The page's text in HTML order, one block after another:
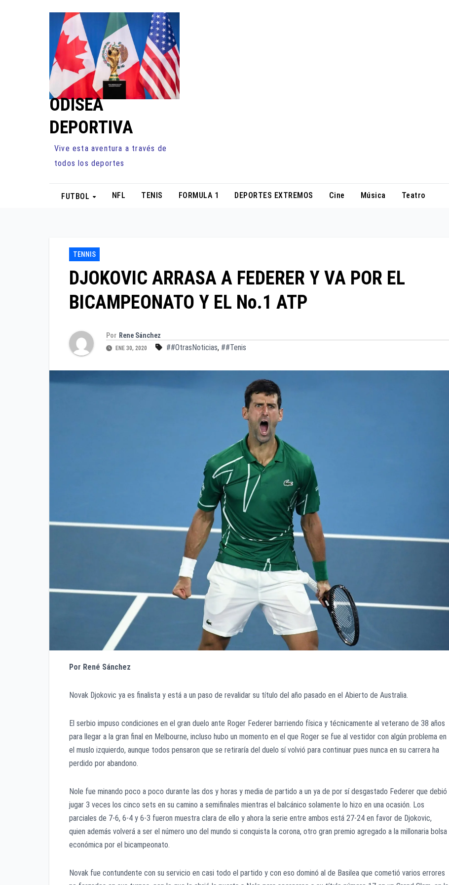
ODISEA
DEPORTIVA
Vive esta aventura a través de
todos los deportes
FUTBOL NFL TENIS FORMULA 1 DEPORTES EXTREMOS Cine Música Teatro
TENNIS
DJOKOVIC ARRASA A FEDERER Y VA POR EL
BICAMPEONATO Y EL No.1 ATP
Por Rene Sánchez
ENE 30, 2020 ##OtrasNoticias, ##Tenis
Por René Sánchez
Novak Djokovic ya es finalista y está a un paso de revalidar su título del año pasado en el Abierto de Australia.
El serbio impuso condiciones en el gran duelo ante Roger Federer barriendo física y técnicamente al veterano de 38 años
para llegar a la gran final en Melbourne, incluso hubo un momento en el que Roger se fue al vestidor con algún problema en
el muslo izquierdo, aunque todos pensaron que se retiraría del duelo sí volvió para continuar pues nunca en su carrera ha
perdido por abandono.
Nole fue minando poco a poco durante las dos y horas y media de partido a un ya de por sí desgastado Federer que debió
jugar 3 veces los cinco sets en su camino a semifinales mientras el balcánico solamente lo hizo en una ocasión. Los
parciales de 7-6, 6-4 y 6-3 fueron muestra clara de ello y ahora la serie entre ambos está 27-24 en favor de Djokovic,
quien además volverá a ser el número uno del mundo si conquista la corona, otro gran premio agregado a la millonaria bolsa
económica por el bicampeonato.
Novak fue contundente con su servicio en casi todo el partido y con eso dominó al de Basilea que cometió varios errores